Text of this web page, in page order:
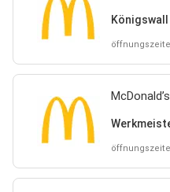
Königswall
McDonald’s